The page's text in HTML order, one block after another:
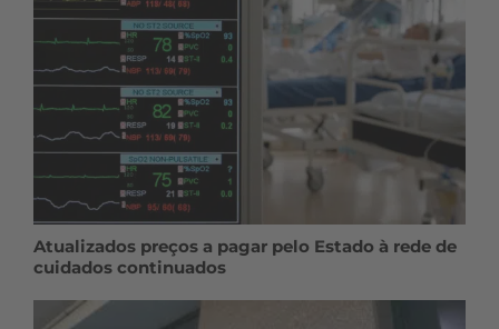
Atualizados preços a pagar pelo Estado à rede de
cuidados continuados